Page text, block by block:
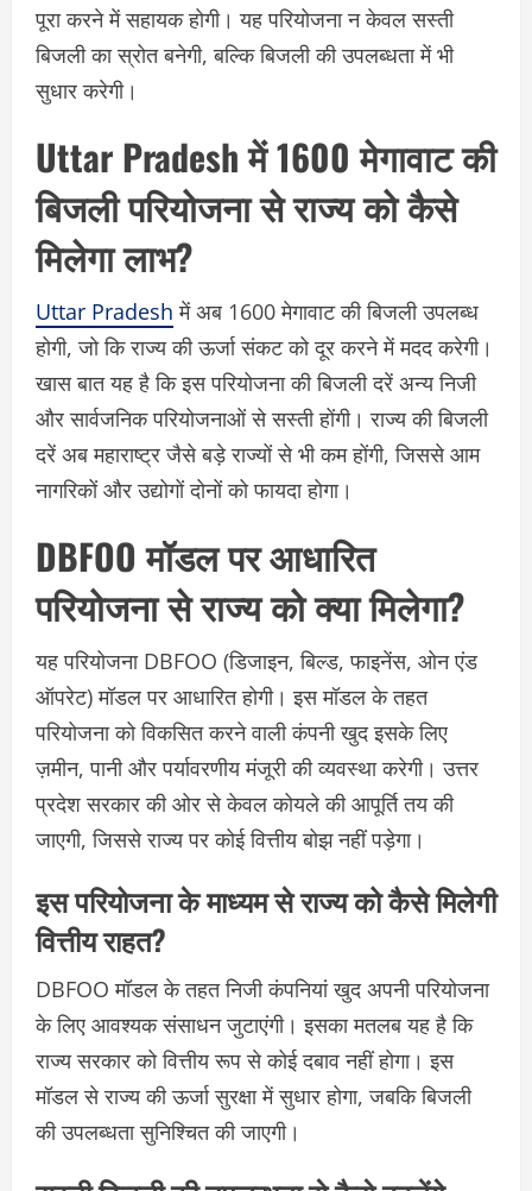
पूरा करने में सहायक होगी। यह परियोजना न केवल सस्ती
बिजली का स्रोत बनेगी, बल्कि बिजली की उपलब्धता में भी
सुधार करेगी।
Uttar Pradesh में 1600 मेगावाट की
बिजली परियोजना से राज्य को कैसे
मिलेगा लाभ?
Uttar Pradesh में अब 1600 मेगावाट की बिजली उपलब्ध
होगी, जो कि राज्य की ऊर्जा संकट को दूर करने में मदद करेगी।
खास बात यह है कि इस परियोजना की बिजली दरें अन्य निजी
और सार्वजनिक परियोजनाओं से सस्ती होंगी। राज्य की बिजली
दरें अब महाराष्ट्र जैसे बड़े राज्यों से भी कम होंगी, जिससे आम
नागरिकों और उद्योगों दोनों को फायदा होगा।
DBFOO मॉडल पर आधारित
परियोजना से राज्य को क्या मिलेगा?
यह परियोजना DBFOO (डिजाइन, बिल्ड, फाइनेंस, ओन एंड
ऑपरेट) मॉडल पर आधारित होगी। इस मॉडल के तहत
परियोजना को विकसित करने वाली कंपनी खुद इसके लिए
ज़मीन, पानी और पर्यावरणीय मंजूरी की व्यवस्था करेगी। उत्तर
प्रदेश सरकार की ओर से केवल कोयले की आपूर्ति तय की
जाएगी, जिससे राज्य पर कोई वित्तीय बोझ नहीं पड़ेगा।
इस परियोजना के माध्यम से राज्य को कैसे मिलेगी
वित्तीय राहत?
DBFOO मॉडल के तहत निजी कंपनियां खुद अपनी परियोजना
के लिए आवश्यक संसाधन जुटाएंगी। इसका मतलब यह है कि
राज्य सरकार को वित्तीय रूप से कोई दबाव नहीं होगा। इस
मॉडल से राज्य की ऊर्जा सुरक्षा में सुधार होगा, जबकि बिजली
की उपलब्धता सुनिश्चित की जाएगी।